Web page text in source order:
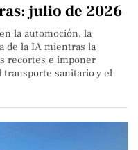
julio de 2026
la automoción, la
de la IA mientras la
recortes e imponer
sanitario y el